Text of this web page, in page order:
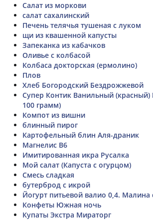
Салат из моркови
салат сахалинский
Печень телячья тушеная с луком
щи из квашенной капусты
Запеканка из кабачков
Оливье с колбасой
Колбаса докторская (ермолино)
Плов
Хлеб Богородский Бездрожжевой
Супер Контик Ванильный (красный)
100 грамм)
Компот из вишни
блинный пирог
Картофельный блин Аля-драник
Магнелис В6
Имитированная икра Русалка
Мой салат (Капуста с огурцом)
Смесь сладкая
бутерброд с икрой
Йогурт питьевой валио 0,4. Малина
Конфеты Южная ночь
Купаты Экстра Мираторг